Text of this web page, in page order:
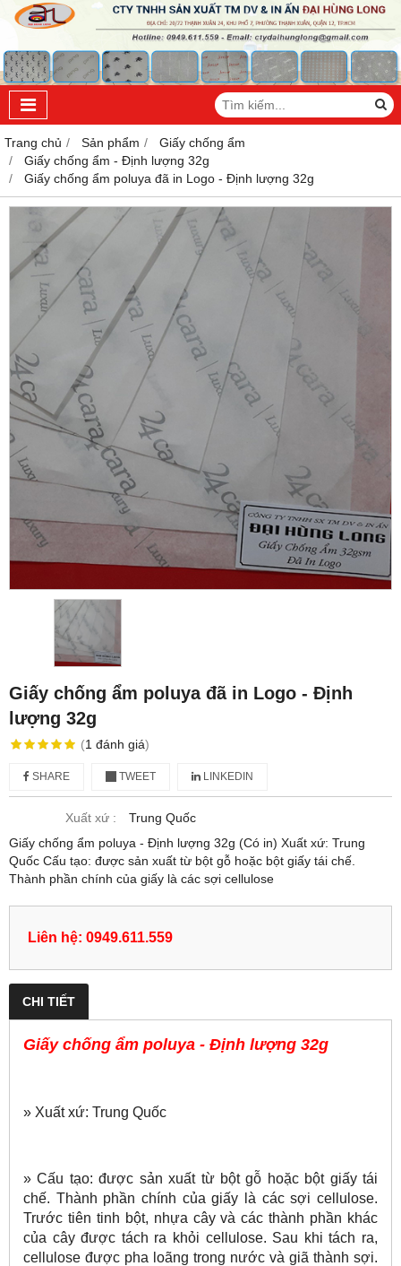
Trang chủ Sản phẩm
Giấy chống ẩm
Giấy chống ẩm - Định lượng 32g
Giấy chống ẩm poluya đã in Logo - Định lượng 32g
Giấy chống ẩm poluya đã in Logo - Định
lượng 32g
(1 đánh giá)
SHARE TWEET LINKEDIN
Xuất xứ :
Trung Quốc
Giấy chống ẩm poluya - Định lượng 32g (Có in) Xuất xứ: Trung
Quốc Cấu tạo: được sản xuất từ bột gỗ hoặc bột giấy tái chế.
Thành phần chính của giấy là các sợi cellulose
Liên hệ: 0949.611.559
CHI TIẾT
Giấy chống ẩm poluya - Định lượng 32g
» Xuất xứ: Trung Quốc
» Cấu tạo: được sản xuất từ bột gỗ hoặc bột giấy tái
chế. Thành phần chính của giấy là các sợi cellulose.
Trước tiên tinh bột, nhựa cây và các thành phần khác
của cây được tách ra khỏi cellulose. Sau khi tách ra,
cellulose được pha loãng trong nước và giã thành sợi.